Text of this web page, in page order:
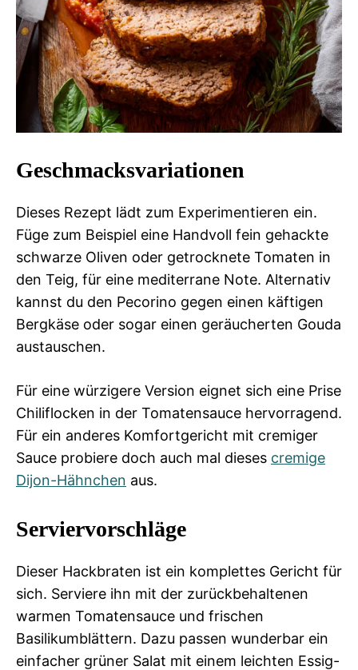
Geschmacksvariationen
Dieses Rezept lädt zum Experimentieren ein.
Füge zum Beispiel eine Handvoll fein gehackte
schwarze Oliven oder getrocknete Tomaten in
den Teig, für eine mediterrane Note. Alternativ
kannst du den Pecorino gegen einen käftigen
Bergkäse oder sogar einen geräucherten Gouda
austauschen.
Für eine würzigere Version eignet sich eine Prise
Chiliflocken in der Tomatensauce hervorragend.
Für ein anderes Komfortgericht mit cremiger
Sauce probiere doch auch mal dieses cremige
Dijon-Hähnchen aus.
Serviervorschläge
Dieser Hackbraten ist ein komplettes Gericht für
sich. Serviere ihn mit der zurückbehaltenen
warmen Tomatensauce und frischen
Basilikumblättern. Dazu passen wunderbar ein
einfacher grüner Salat mit einem leichten Essig-